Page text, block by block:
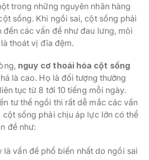
trong những nguyên nhân hàng
sống. Khi ngồi sai, cột sống phải
đến các vấn đề như đau lưng, mỏi
thoát vị đĩa đệm.
nguy cơ thoái hóa cột sống
là cao. Họ là đối tượng thường
tục từ 8 tới 10 tiếng mỗi ngày.
tư thế ngồi thì rất dễ mắc các vấn
sống phải chịu áp lực lớn có thể
đề như:
vấn đề phổ biến nhất do ngồi sai